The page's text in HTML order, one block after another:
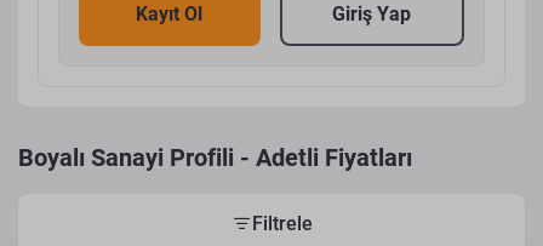
Kayıt Ol Giriş Yap
Boyalı Sanayi Profili - Adetli Fiyatları
Filtrele